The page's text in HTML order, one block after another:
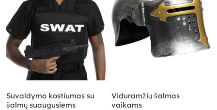
Suvaldymo kostiumas su
šalmų suaugusiems
Viduramžių šalmas
vaikams